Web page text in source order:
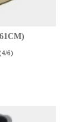
6)